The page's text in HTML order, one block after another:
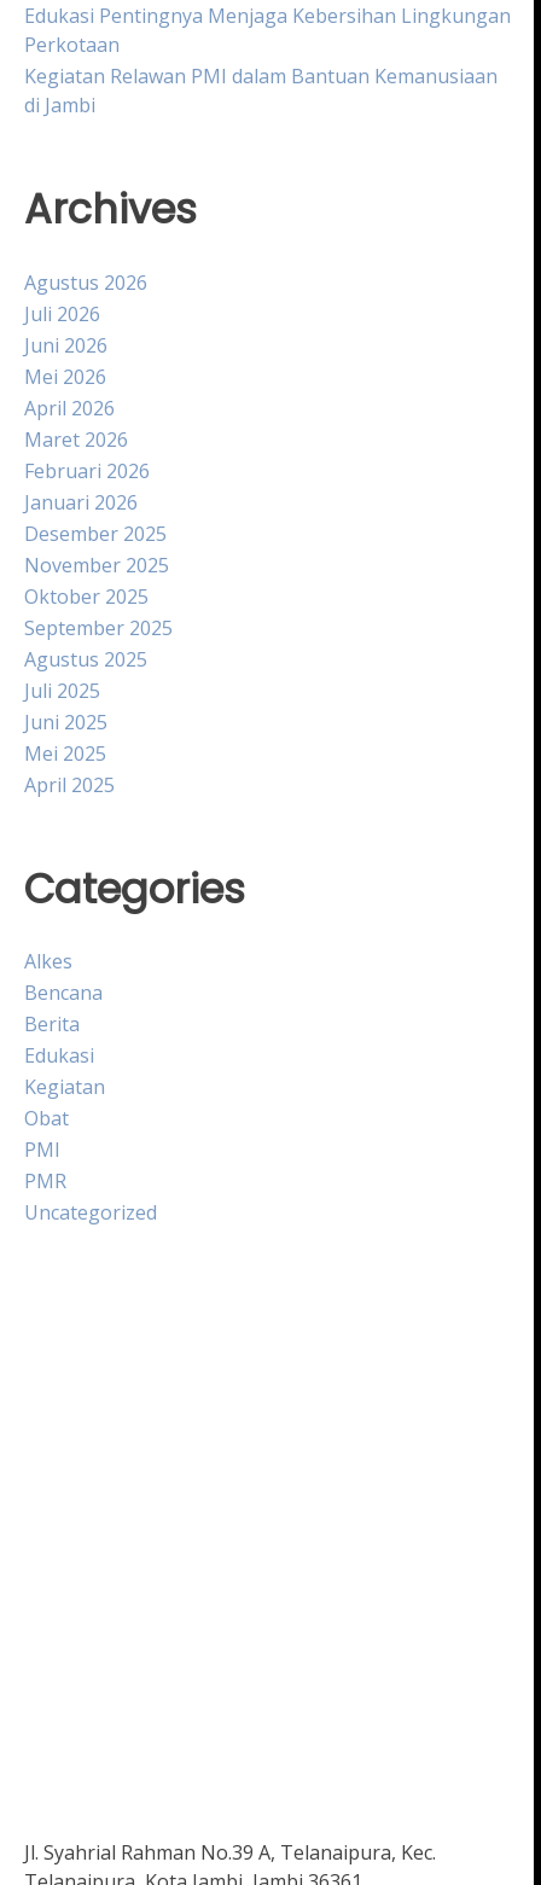
Edukasi Pentingnya Menjaga Kebersihan Lingkungan
Perkotaan
Kegiatan Relawan PMI dalam Bantuan Kemanusiaan
di Jambi
Archives
Agustus 2026
Juli 2026
Juni 2026
Mei 2026
April 2026
Maret 2026
Februari 2026
Januari 2026
Desember 2025
November 2025
Oktober 2025
September 2025
Agustus 2025
Juli 2025
Juni 2025
Mei 2025
April 2025
Categories
Alkes
Bencana
Berita
Edukasi
Kegiatan
Obat
PMI
PMR
Uncategorized
Jl. Syahrial Rahman No.39 A, Telanaipura, Kec.